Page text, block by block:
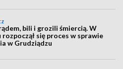
bili i grozili śmiercią. W
rozpoczął się proces w sprawie
w Grudziądzu